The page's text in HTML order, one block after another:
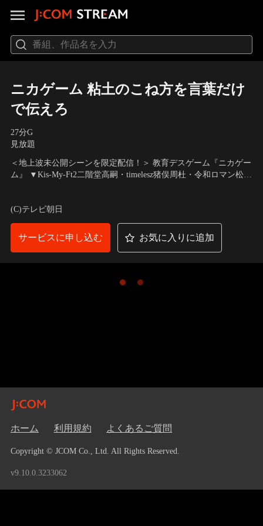
ニカゲーム 粘土のこね方を言葉だけ
で伝えろ
27分G
見放題
＜地上波未公開シーンを限定配信！＞ 教育デスゲーム『ニカゲー
ム』 ▼Kis-My-Ft2二階堂高嗣・timelesz猪俣周杜・令和ロマン松井
書！？
(C)テレビ朝日
サービスに申し込む お気に入りに追加
ホーム 利用規約 よくあるご質問
Copyright © JCOM Co., Ltd. All Rights Reserved.
v9.10.0.3233062